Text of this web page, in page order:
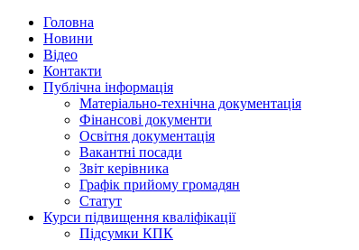
Головна
Новини
Відео
Контакти
Публічна інформація
Матеріально-технічна документація
Фінансові документи
Освітня документація
Вакантні посади
Звіт керівника
Графік прийому громадян
Статут
Курси підвищення кваліфікації
Підсумки КПК